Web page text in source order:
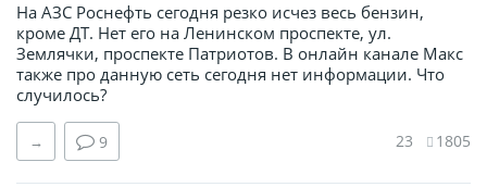
На АЗС Роснефть сегодня резко исчез весь бензин,
кроме ДТ. Нет его на Ленинском проспекте, ул.
Землячки, проспекте Патриотов. В онлайн канале Макс
также про данную сеть сегодня нет информации. Что
случилось?
→ 9 23 1805